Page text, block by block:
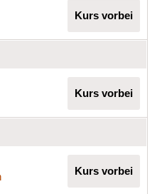
Kurs vorbei
Kurs vorbei
Kurs vorbei